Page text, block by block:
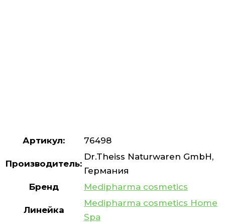
Артикул: 76498
Производитель:
Dr.Theiss Naturwaren GmbH,
Германия
Бренд
Medipharma cosmetics
Линейка
Medipharma cosmetics Home
Spa